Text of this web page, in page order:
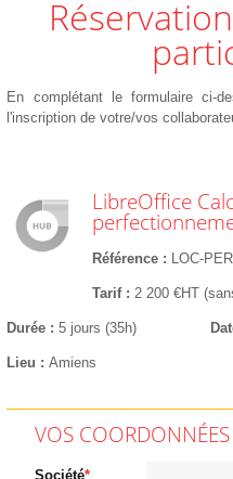
Réservation : inscrire des
En complétant le formulaire ci-
l'inscription de votre/vos
LibreOffice
Référence LOC-
Tarif 2 200 €HT
Durée 5 jours (35h)
Lieu Amiens
VOS COORDONNÉES
Société